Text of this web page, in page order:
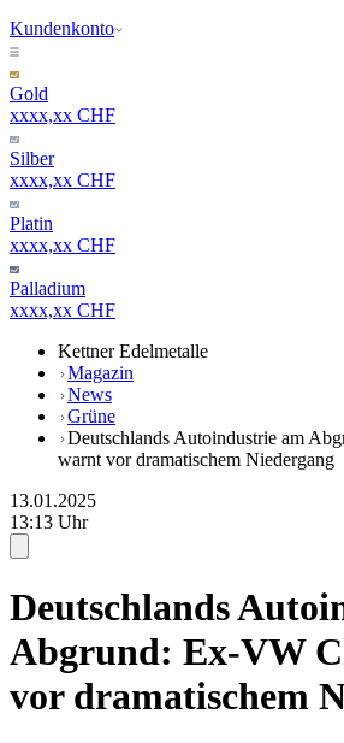
Kundenkonto
Gold
xxxx,xx CHF
Silber
xxxx,xx CHF
Platin
xxxx,xx CHF
Palladium
xxxx,xx CHF
Kettner Edelmetalle
Magazin
News
Grüne
Deutschlands Autoindustrie am
warnt vor dramatischem Niedergang
13.01.2025
13:13 Uhr
Deutschlands
Abgrund: Ex-VW
vor dramatischem